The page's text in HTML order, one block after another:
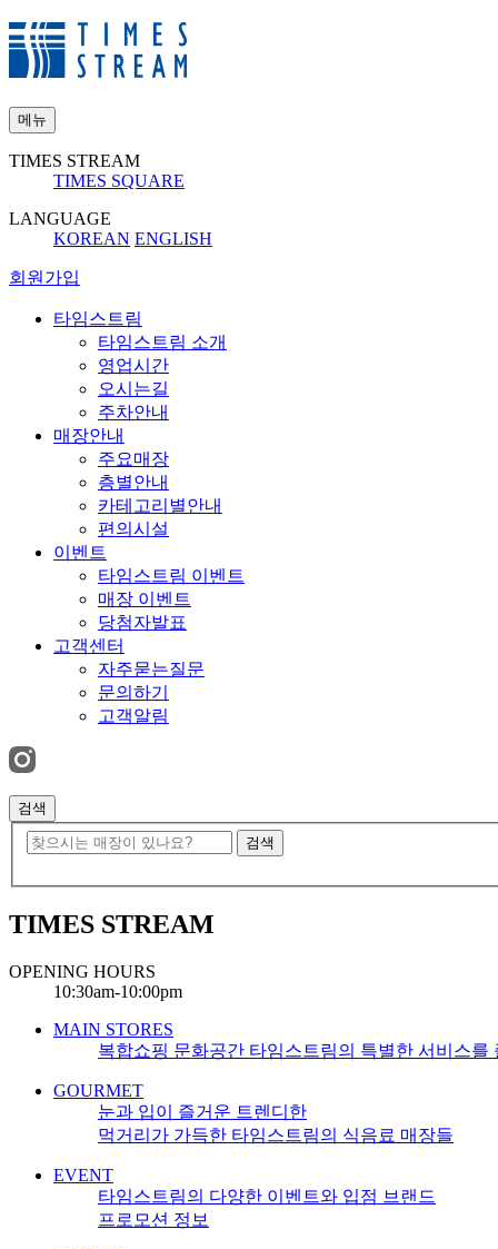
메뉴
TIMES STREAM
TIMES SQUARE
LANGUAGE
KOREAN ENGLISH
회원가입
타임스트림
타임스트림 소개
영업시간
오시는길
주차안내
매장안내
주요매장
층별안내
카테고리별안내
편의시설
이벤트
타임스트림 이벤트
매장 이벤트
당첨자발표
고객센터
자주묻는질문
문의하기
고객알림
검색
검색
TIMES STREAM
OPENING HOURS
10:30am-10:00pm
MAIN STORES
복합쇼핑 문화공간 타임스트림의 특별한 서비스를
GOURMET
눈과 입이 즐거운 트렌디한
먹거리가 가득한 타임스트림의 식음료 매장들
EVENT
타임스트림의 다양한 이벤트와 입점 브랜드
프로모션 정보